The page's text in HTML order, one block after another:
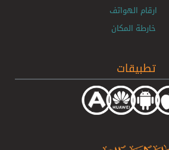
ارقام الهواتف
خارطة المكان
تطبيقات